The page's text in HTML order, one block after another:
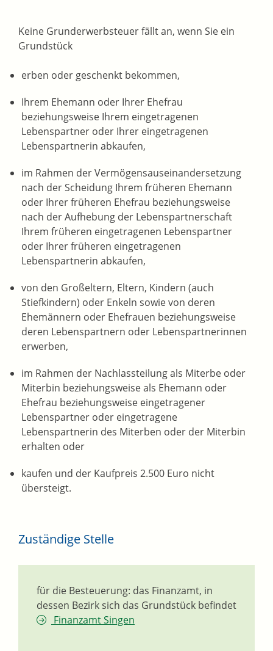
Keine Grunderwerbsteuer fällt an, wenn Sie ein
Grundstück
erben oder geschenkt bekommen,
Ihrem Ehemann oder Ihrer Ehefrau
beziehungsweise Ihrem eingetragenen
Lebenspartner oder Ihrer eingetragenen
Lebenspartnerin abkaufen,
im Rahmen der Vermögensauseinandersetzung
nach der Scheidung Ihrem früheren Ehemann
oder Ihrer früheren Ehefrau beziehungsweise
nach der Aufhebung der Lebenspartnerschaft
Ihrem früheren eingetragenen Lebenspartner
oder Ihrer früheren eingetragenen
Lebenspartnerin abkaufen,
von den Großeltern, Eltern, Kindern (auch
Stiefkindern) oder Enkeln sowie von deren
Ehemännern oder Ehefrauen beziehungsweise
deren Lebenspartnern oder Lebenspartnerinnen
erwerben,
im Rahmen der Nachlassteilung als Miterbe oder
Miterbin beziehungsweise als Ehemann oder
Ehefrau beziehungsweise eingetragener
Lebenspartner oder eingetragene
Lebenspartnerin des Miterben oder der Miterbin
erhalten oder
kaufen und der Kaufpreis 2.500 Euro nicht
übersteigt.
Zuständige Stelle
für die Besteuerung: das Finanzamt, in
dessen Bezirk sich das Grundstück befindet
Finanzamt Singen